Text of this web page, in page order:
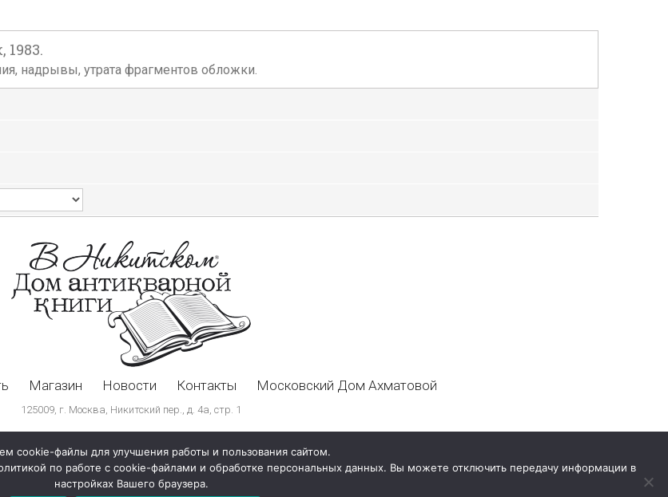
надрывы, утрата фрагментов обложки.
Магазин Новости Контакты Московский Дом Ахматовой
125009, г. Москва, Никитский пер., д. 4а, стр. 1
cookie-файлы для улучшения работы и пользования сайтом.
по работе с cookie-файлами и обработке персональных данных. Вы можете отключить передачу информации в
настройках Вашего браузера.